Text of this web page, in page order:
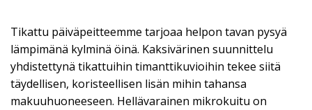
Tikattu päiväpeitteemme tarjoaa helpon tavan pysyä
lämpimänä kylminä öinä. Kaksivärinen suunnittelu
yhdistettynä tikattuihin timanttikuvioihin tekee siitä
täydellisen, koristeellisen lisän mihin tahansa
makuuhuoneeseen. Hellävarainen mikrokuitu on